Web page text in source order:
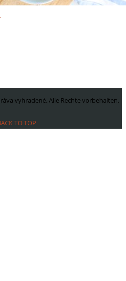
vyhradené. Alle Rechte vorbehalten.
TO TOP